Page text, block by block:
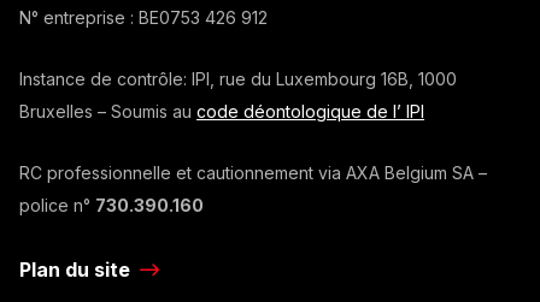
N° entreprise : BE0753 426 912
Instance de contrôle: IPI, rue du Luxembourg 16B, 1000
Bruxelles – Soumis au code déontologique de l’ IPI
RC professionnelle et cautionnement via AXA Belgium SA –
police n° 730.390.160
Plan du site